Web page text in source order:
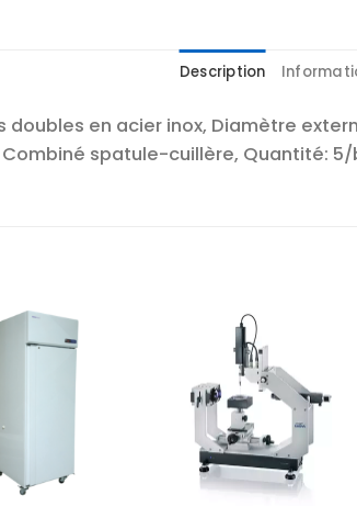
Description
en acier inox, Diamètre
Combiné spatule-cuillère, Quantité:
Ajouter
à la liste
d’envies